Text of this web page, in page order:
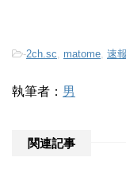
-2ch.sc matome 速報
執筆者： 男
関連記事